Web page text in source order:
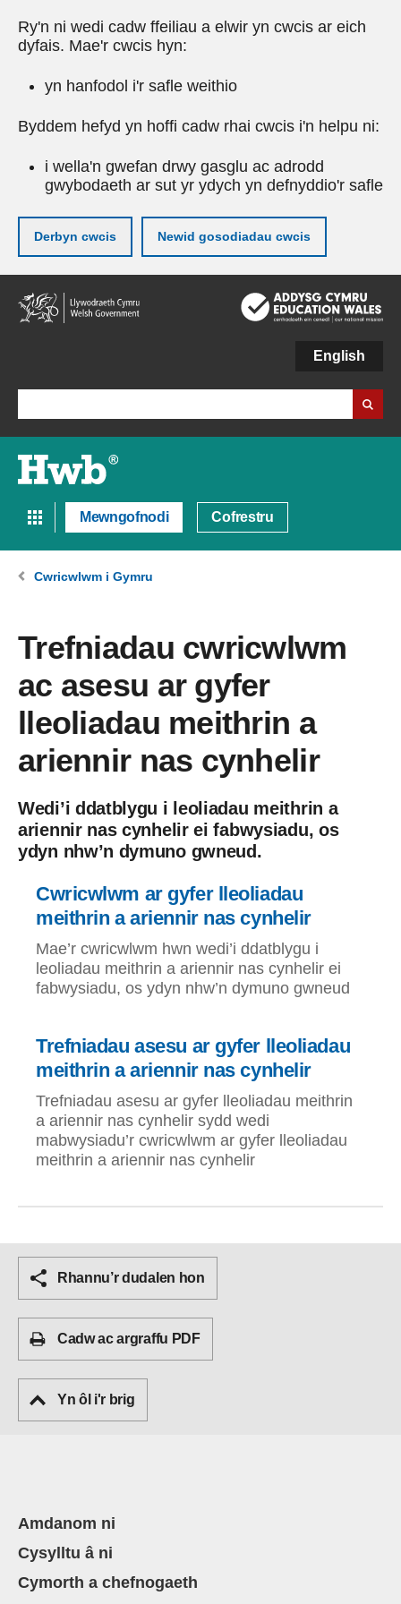
Ry'n ni wedi cadw ffeiliau a elwir yn cwcis ar eich
dyfais. Mae'r cwcis hyn:
yn hanfodol i'r safle weithio
Byddem hefyd yn hoffi cadw rhai cwcis i'n helpu ni:
i wella'n gwefan drwy gasglu ac adrodd
gwybodaeth ar sut yr ydych yn defnyddio'r safle
Derbyn cwcis Newid gosodiadau cwcis
Neidio
i'r
prif
English
Mewngofnodi Cofrestru
Cwricwlwm i Gymru
Trefniadau cwricwlwm
ac asesu ar gyfer
lleoliadau meithrin a
ariennir nas cynhelir
Wedi’i ddatblygu i leoliadau meithrin a
ariennir nas cynhelir ei fabwysiadu, os
ydyn nhw’n dymuno gwneud.
Cwricwlwm ar gyfer lleoliadau
meithrin a ariennir nas cynhelir
Mae’r cwricwlwm hwn wedi’i ddatblygu i
leoliadau meithrin a ariennir nas cynhelir ei
fabwysiadu, os ydyn nhw’n dymuno gwneud
Trefniadau asesu ar gyfer lleoliadau
meithrin a ariennir nas cynhelir
Trefniadau asesu ar gyfer lleoliadau meithrin
a ariennir nas cynhelir sydd wedi
mabwysiadu’r cwricwlwm ar gyfer lleoliadau
meithrin a ariennir nas cynhelir
Rhannu’r dudalen hon
Cadw ac argraffu PDF
Yn ôl i'r brig
Amdanom ni
Cysylltu â ni
Cymorth a chefnogaeth